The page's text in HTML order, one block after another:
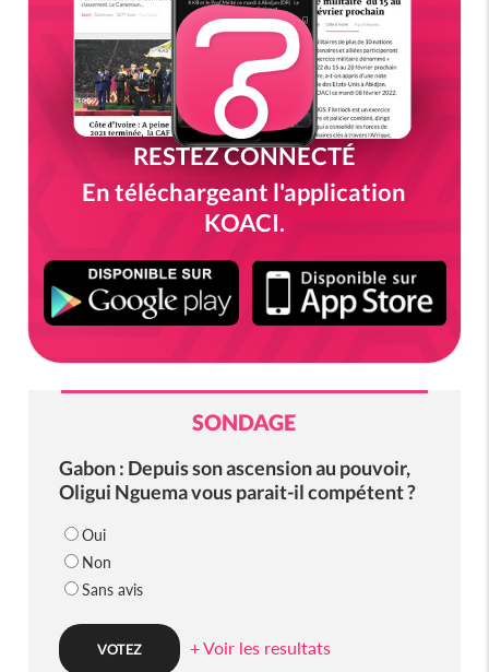
RESTEZ CONNECTÉ
En téléchargeant l'application
KOACI.
SONDAGE
Gabon : Depuis son ascension au pouvoir,
Oligui Nguema vous parait-il compétent ?
Oui
Non
Sans avis
+ Voir les resultats